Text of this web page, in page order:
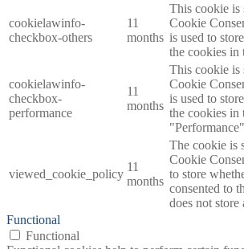
cookielawinfo-
checkbox-others
11
months
This cookie is
Cookie
is used to
the cookies in
cookielawinfo-
checkbox-
performance
11
months
This cookie is
Cookie
is used to
the cookies in
viewed_cookie_policy
11
months
The cookie is
Cookie
to store
consented to
does not store
Functional
Functional